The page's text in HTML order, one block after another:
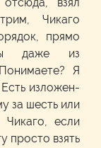
Чикаго
прямо
даже из
Я
изложен-
за шесть или
если
просто взять